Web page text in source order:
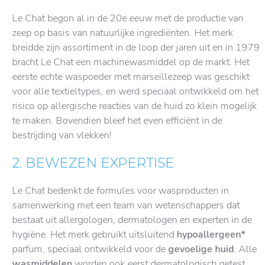
Le Chat begon al in de 20e eeuw met de productie van
zeep op basis van natuurlijke ingrediënten. Het merk
breidde zijn assortiment in de loop der jaren uit en in 1979
bracht Le Chat een machinewasmiddel op de markt. Het
eerste echte waspoeder met marseillezeep was geschikt
voor alle textieltypes, en werd speciaal ontwikkeld om het
risico op allergische reacties van de huid zo klein mogelijk
te maken. Bovendien bleef het even efficiënt in de
bestrijding van vlekken!
2. BEWEZEN EXPERTISE
Le Chat bedenkt de formules voor wasproducten in
samenwerking met een team van wetenschappers dat
bestaat uit allergologen, dermatologen en experten in de
hygiëne. Het merk gebruikt uitsluitend hypoallergeen*
parfum, speciaal ontwikkeld voor degevoelige huid. Alle